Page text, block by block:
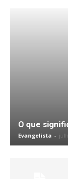
O que
Evangelista -